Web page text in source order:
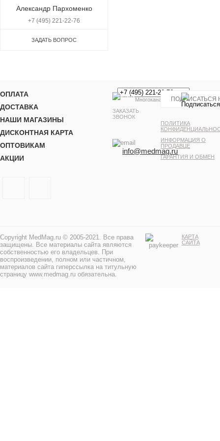
Александр Пархоменко
+7 (495) 221-22-76
ЗАДАТЬ ВОПРОС
ОПЛАТА
ДОСТАВКА
НАШИ МАГАЗИНЫ
ДИСКОНТНАЯ КАРТА
ОПТОВИКАМ
АКЦИИ
Многоканальный
ЗАКАЗАТЬ
ЗВОНОК
info@medmag.ru
ПОЛИТИКА
ИНФОРМАЦИЯ О
ПРОДАВЦЕ
ГАРАНТИЯ И ОБМЕН
Copyright MedMag.ru © 2005-2021. Все права
защищены. Все материалы сайта являются
собственностью его владельцев. При
воспроизведении, полном или частичном,
материалов сайта гиперссылка на титульную
страницу www.medmag.ru обязательна.
КАРТА
САЙТА